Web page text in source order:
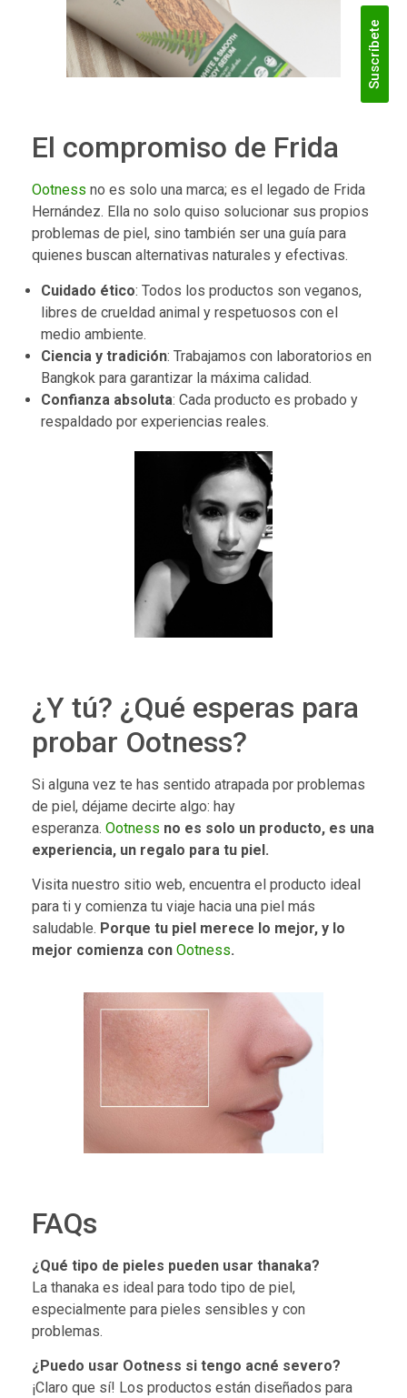
El compromiso de Frida
Ootness no es solo una marca; es el legado de Frida
Hernández. Ella no solo quiso solucionar sus propios
problemas de piel, sino también ser una guía para
quienes buscan alternativas naturales y efectivas.
Cuidado ético: Todos los productos son veganos,
libres de crueldad animal y respetuosos con el
medio ambiente.
Ciencia y tradición: Trabajamos con laboratorios en
Bangkok para garantizar la máxima calidad.
Confianza absoluta: Cada producto es probado y
respaldado por experiencias reales.
¿Y tú? ¿Qué esperas para
probar Ootness?
Si alguna vez te has sentido atrapada por problemas
de piel, déjame decirte algo: hay
esperanza. Ootness no es solo un producto, es una
experiencia, un regalo para tu piel.
Visita nuestro sitio web, encuentra el producto ideal
para ti y comienza tu viaje hacia una piel más
saludable. Porque tu piel merece lo mejor, y lo
mejor comienza con Ootness.
FAQs
¿Qué tipo de pieles pueden usar thanaka?
La thanaka es ideal para todo tipo de piel,
especialmente para pieles sensibles y con
problemas.
¿Puedo usar Ootness si tengo acné severo?
¡Claro que sí! Los productos están diseñados para
Suscríbete